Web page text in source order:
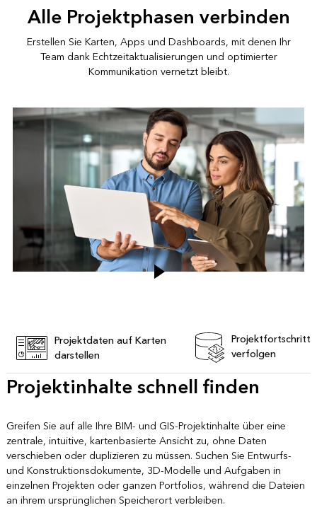
Alle Projektphasen verbinden
Erstellen Sie Karten, Apps und Dashboards, mit denen Ihr
Team dank Echtzeitaktualisierungen und optimierter
Kommunikation vernetzt bleibt.
Projektdaten auf Karten
darstellen
Projektfortschritte
verfolgen
Projektinhalte schnell finden
Greifen Sie auf alle Ihre BIM- und GIS-Projektinhalte über eine
zentrale, intuitive, kartenbasierte Ansicht zu, ohne Daten
verschieben oder duplizieren zu müssen. Suchen Sie Entwurfs-
und Konstruktionsdokumente, 3D-Modelle und Aufgaben in
einzelnen Projekten oder ganzen Portfolios, während die Dateien
an ihrem ursprünglichen Speicherort verbleiben.